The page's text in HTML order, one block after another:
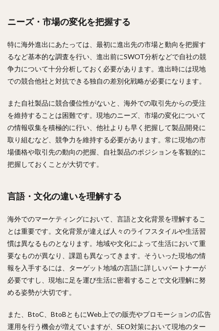
ニーズ・市場の変化を把握する
特に海外進出にあたっては、最初に進出先の市場と動向を把握す
るなど基本的な調査を行い、進出前にSWOT分析などで自社の競
争力について十分分析しておく必要があります。進出時には現地
での競合他社と対抗できる独自の差別化戦略が必要になります。
また自社製品に競合優位性がないと、海外での取引先からの受注
を維持することは困難です。現地のニーズ、市場の変化について
の情報収集を積極的に行い、他社よりも早く把握して製品開発に
取り組むなど、競争力を維持する必要があります。常に現地の市
場価格や取引先の動向の把握、自社製品のポジションを客観的に
把握しておくことが大切です。
言語・文化の違いを理解する
海外でのマーケティングにおいて、言語と文化背景を理解するこ
とは重要です。文化背景が違えば人々のライフスタイルや生活習
慣は異なるものとなります。地域や文化によって生活において重
要なものが異なり、課題も異なってきます。そういった現地の情
報を入手するには、ターゲット地域の言語に詳しいパートナーが
必要ですし、現地に足を運び生活に密着することで文化理解に努
める姿勢が大切です。
また、BtoC、BtoBともにWeb上での販売やプロモーションの広告
運用を行う機会が増えていますが、SEO対策において現地のター